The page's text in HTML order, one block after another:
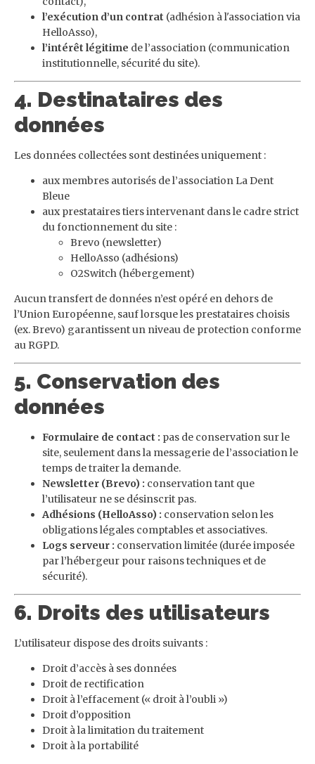
l’exécution d’un contrat (adhésion à l'association via
HelloAsso),
l’intérêt légitime de l’association (communication
institutionnelle, sécurité du site).
4. Destinataires des
données
Les données collectées sont destinées uniquement :
aux membres autorisés de l’association La Dent
Bleue
aux prestataires tiers intervenant dans le cadre strict
du fonctionnement du site :
Brevo (newsletter)
HelloAsso (adhésions)
O2Switch (hébergement)
Aucun transfert de données n’est opéré en dehors de
l’Union Européenne, sauf lorsque les prestataires choisis
(ex. Brevo) garantissent un niveau de protection conforme
au RGPD.
5. Conservation des
données
Formulaire de contact : pas de conservation sur le
site, seulement dans la messagerie de l’association le
temps de traiter la demande.
Newsletter (Brevo) : conservation tant que
l’utilisateur ne se désinscrit pas.
Adhésions (HelloAsso) : conservation selon les
obligations légales comptables et associatives.
Logs serveur : conservation limitée (durée imposée
par l’hébergeur pour raisons techniques et de
sécurité).
6. Droits des utilisateurs
L’utilisateur dispose des droits suivants :
Droit d’accès à ses données
Droit de rectification
Droit à l’effacement (« droit à l’oubli »)
Droit d’opposition
Droit à la limitation du traitement
Droit à la portabilité